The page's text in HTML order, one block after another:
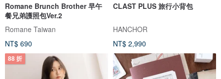
Romane Brunch Brother 早午
餐兄弟護照包Ver.2
Romane Taiwan
NT$ 690
CLAST PLUS 旅行小背包
HANCHOR
NT$ 2,990
88 折